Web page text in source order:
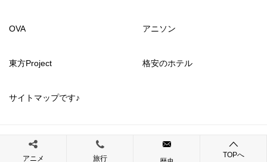
OVA アニソン
東方Project 格安のホテル
サイトマップです♪
© 2017 いっぱいゲームを楽しもう
アニメ 旅行 TOPへ